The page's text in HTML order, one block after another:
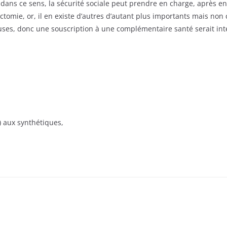
ce sens, la sécurité sociale peut prendre en charge, après
or, il en existe d’autres d’autant plus importants mais
donc une souscription à une complémentaire santé serait
aux synthétiques,